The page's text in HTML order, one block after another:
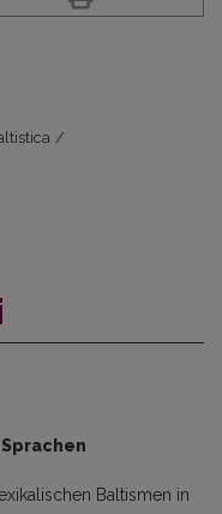
/
Baltismen in